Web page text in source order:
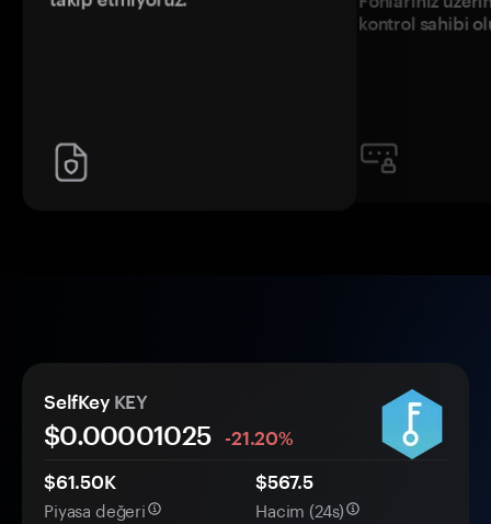
kontrol sahibi
SelfKey KEY
$0.00001025
-21.20%
$61.50K
Piyasa değeri
$567.5
Hacim (24s)